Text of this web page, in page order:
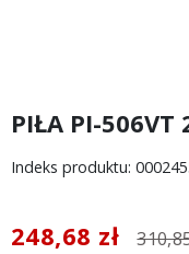
PIŁA PI-
Indeks produktu:
248,68 zł